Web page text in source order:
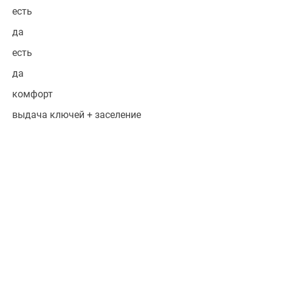
есть
да
есть
да
комфорт
выдача ключей + заселение